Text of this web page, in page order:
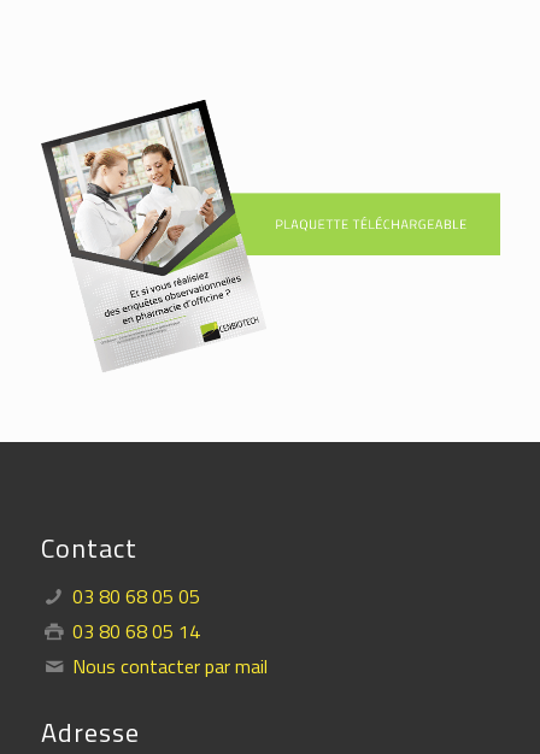
Contact
03 80 68 05 05
03 80 68 05 14
Nous contacter par mail
Adresse